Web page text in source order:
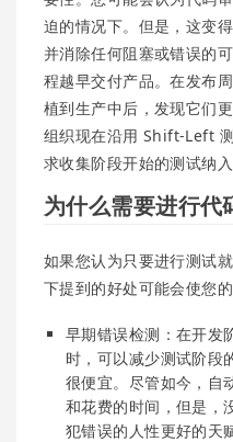
迫的情况下。但是，这变
并消除任何阻塞或错误的
程越早交付产品。在发布
植到生产中后，发现它们
组织现在沿用 Shift-Left
求收集阶段开始的测试纳入
为什么需要进行代
如果您认为只要进行测试
下提到的好处可能会使您
早期错误检测：在开发
时，可以减少测试阶段
很便宜。尽管如今，自
和花费的时间，但是，
犯错误的人性更好的天